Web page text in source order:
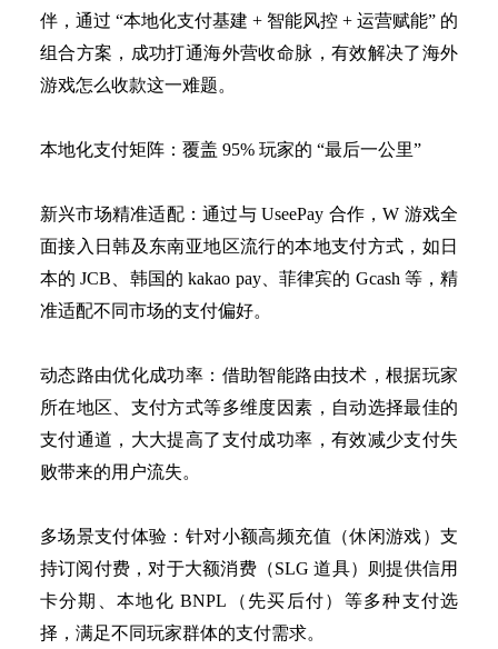
伴，通过 “本地化支付基建 + 智能风控 + 运营赋能” 的
组合方案，成功打通海外营收命脉，有效解决了海外
游戏怎么收款这一难题。
本地化支付矩阵：覆盖 95% 玩家的 “最后一公里”
新兴市场精准适配：通过与 UseePay 合作，W 游戏全
面接入日韩及东南亚地区流行的本地支付方式，如日
本的 JCB、韩国的 kakao pay、菲律宾的 Gcash 等，精
准适配不同市场的支付偏好。
动态路由优化成功率：借助智能路由技术，根据玩家
所在地区、支付方式等多维度因素，自动选择最佳的
支付通道，大大提高了支付成功率，有效减少支付失
败带来的用户流失。
多场景支付体验：针对小额高频充值（休闲游戏）支
持订阅付费，对于大额消费（SLG 道具）则提供信用
卡分期、本地化 BNPL（先买后付）等多种支付选
择，满足不同玩家群体的支付需求。